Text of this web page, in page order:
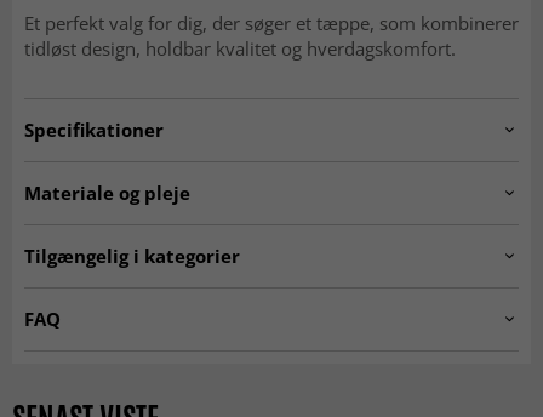
Et perfekt valg for dig, der søger et tæppe, som kombinerer
tidløst design, holdbar kvalitet og hverdagskomfort.
Specifikationer
Størrelser
Materiale og pleje
MATERIALE
Tilgængelig i kategorier
Luxury ☆
FAQ